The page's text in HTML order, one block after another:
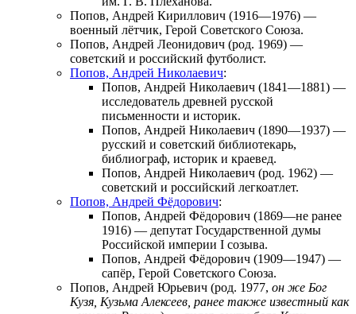
Попов, Андрей Кириллович (1916—1976) —
военный лётчик, Герой Советского Союза.
Попов, Андрей Леонидович (род. 1969) —
советский и российский футболист.
Попов, Андрей Николаевич:
Попов, Андрей Николаевич (1841—1881) —
исследователь древней русской
письменности и историк.
Попов, Андрей Николаевич (1890—1937) —
русский и советский библиотекарь,
библиограф, историк и краевед.
Попов, Андрей Николаевич (род. 1962) —
советский и российский легкоатлет.
Попов, Андрей Фёдорович:
Попов, Андрей Фёдорович (1869—не ранее
1916) — депутат Государственной думы
Российской империи I созыва.
Попов, Андрей Фёдорович (1909—1947) —
сапёр, Герой Советского Союза.
Попов, Андрей Юрьевич (род. 1977, он же Бог
Кузя, Кузьма Алексеев, ранее также известный как